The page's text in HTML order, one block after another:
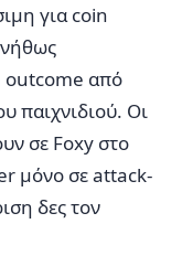
για coin
outcome από
παιχνιδιού. Οι
σε Foxy στο
μόνο σε attack-
δες τον